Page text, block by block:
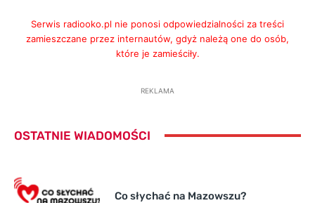
Serwis radiooko.pl nie ponosi odpowiedzialności za treści
zamieszczane przez internautów, gdyż należą one do osób,
które je zamieściły.
REKLAMA
OSTATNIE WIADOMOŚCI
Co słychać na Mazowszu?